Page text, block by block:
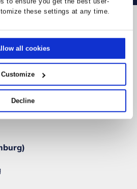
these settings at any time.
all cookies
Customize
Decline